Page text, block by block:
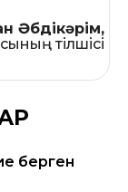
Әбдікәрім,
тілшісі
берген